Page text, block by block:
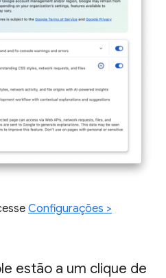
Configurações >
estão a um clique de